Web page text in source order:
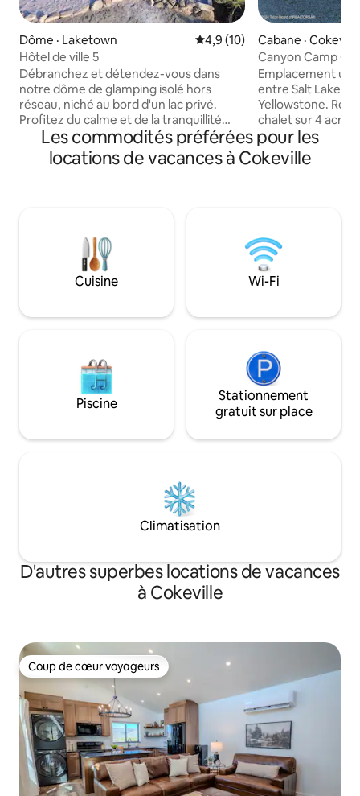
Dôme · Laketown Note moyenne de 4,9 sur 5,
4,9 (10)
Hôtel de ville 5
Débranchez et détendez-vous dans
notre dôme de glamping isolé hors
réseau, niché au bord d'un lac privé.
Profitez du calme et de la tranquillité
avec tout le confort d'un chez-soi : lit
très grand format, petit réfrigérateur,
petit micro-ondes, salle de bain privée.
barbecue et de la table de feu sous les
ont envie de nature sans sacrifier le
confort. Salle de bain privée.
Cabane · Cokeville
Canyon Camp
cabane
Emplacement
entre Salt Lake
Yellowstone.
chalet sur 4 acres
frontière du
complète avec un
chambre, un
20 minutes de
Cokeville ***Pas
mais le Wi-Fi est très
espaces pour
annonce pour
Les commodités préférées pour les
locations de vacances à Cokeville
Cuisine Wi-Fi
Piscine
Stationnement
gratuit sur place
Climatisation
D'autres superbes locations de vacances
à Cokeville
Coup de cœur voyageurs
Coup de cœur voyageurs